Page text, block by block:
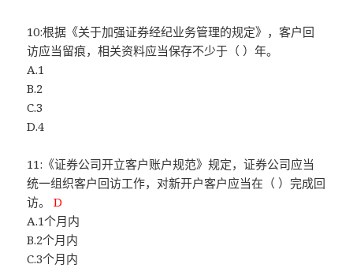
10:根据《关于加强证券经纪业务管理的规定》，客户回
访应当留痕，相关资料应当保存不少于（ ）年。
A.1
B.2
C.3
D.4
11:《证券公司开立客户账户规范》规定，证券公司应当
统一组织客户回访工作，对新开户客户应当在（ ）完成回
访。D
A.1个月内
B.2个月内
C.3个月内